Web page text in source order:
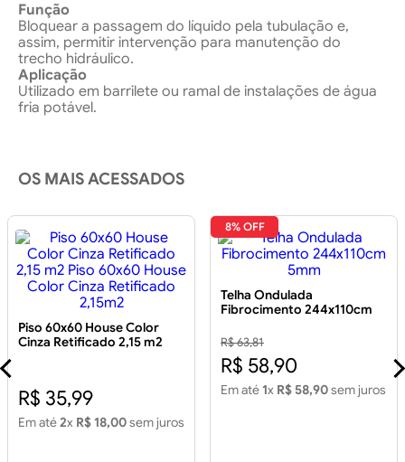
Função
Bloquear a passagem do líquido pela tubulação e,
assim, permitir intervenção para manutenção do
trecho hidráulico.
Aplicação
Utilizado em barrilete ou ramal de instalações de água
fria potável.
OS MAIS ACESSADOS
Piso 60x60 House Color
Cinza Retificado 2,15 m2
R$ 35,99
Em até2x R$ 18,00sem juros
8% OFF
Telha Ondulada
Fibrocimento 244x110cm
R$ 63,81
R$ 58,90
Em até 1x R$ 58,90sem juros